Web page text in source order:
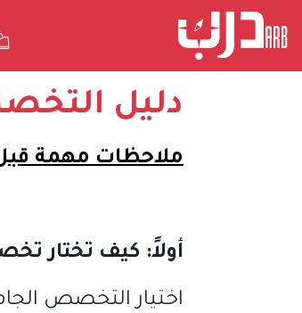
دليل
ملاحظات مهمة
أولاً: كيف تختار
اختيار التخصص